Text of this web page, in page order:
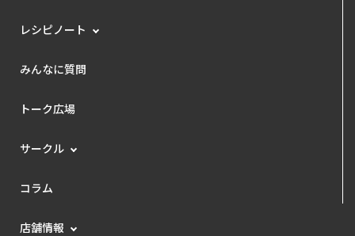
レシピノート
みんなに質問
トーク広場
サークル
コラム
店舗情報